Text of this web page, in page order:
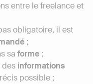
entre le freelance et
obligatoire, il est
;
sa forme ;
des informations
possible ;